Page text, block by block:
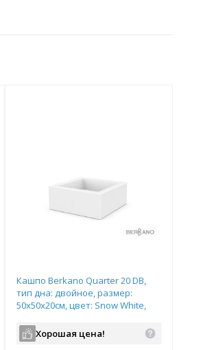
Кашпо Berkano Quarter 20 DB,
тип дна: двойное, размер:
50x50x20см, цвет: Snow White,
Хорошая цена!